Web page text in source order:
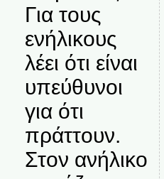
Για τους
ενήλικους
λέει ότι είναι
υπεύθυνοι
για ότι
πράττουν.
Στον ανήλικο